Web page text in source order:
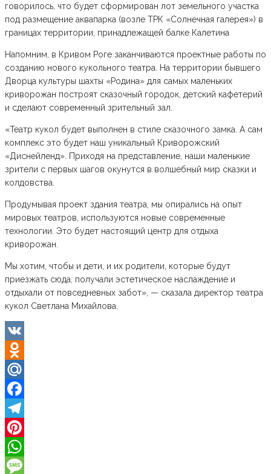
говорилось, что будет сформирован лот земельного участка
под размещение аквапарка (возле ТРК «Солнечная галерея») в
границах территории, принадлежащей балке Калетина
Напомним, в Кривом Роге заканчиваются проектные работы по
созданию нового кукольного театра. На территории бывшего
Дворца культуры шахты «Родина» для самых маленьких
криворожан построят сказочный городок, детский кафетерий
и сделают современный зрительный зал.
«Театр кукол будет выполнен в стиле сказочного замка. А сам
комплекс это будет наш уникальный Криворожский
«Диснейленд». Приходя на представление, наши маленькие
зрители с первых шагов окунутся в волшебный мир сказки и
колдовства.
Продумывая проект здания театра, мы опирались на опыт
мировых театров, используются новые современные
технологии. Это будет настоящий центр для отдыха
криворожан.
Мы хотим, чтобы и дети, и их родители, которые будут
приезжать сюда, получали эстетическое наслаждение и
отдыхали от повседневных забот», — сказала директор театра
кукол Светлана Михайлова.
VK
Odnoklassniki
Mail.Ru
Facebook
Telegram
Pinterest
WhatsApp